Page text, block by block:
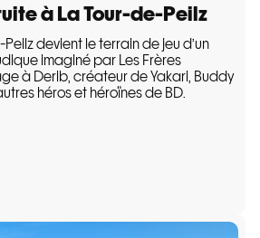
à La Tour-de-Peilz
Peilz devient le terrain de jeu d’un
imaginé par Les Frères
à Derib, créateur de Yakari, Buddy
héros et héroïnes de BD.